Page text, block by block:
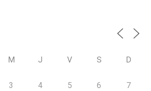
M J V S D
3 4 5 6 7